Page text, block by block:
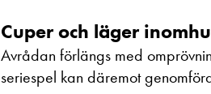
Cuper och läger
Avrådan förlängs med
seriespel kan däremot